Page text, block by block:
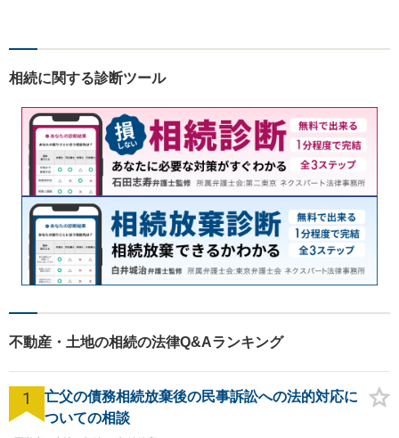
相続に関する診断ツール
不動産・土地の相続の法律Q&Aランキング
1
亡父の債務相続放棄後の民事訴訟への法的対応に
ついての相談